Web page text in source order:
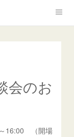
会のお
16:00 （開場